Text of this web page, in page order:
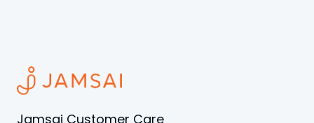
Jamsai Customer Care